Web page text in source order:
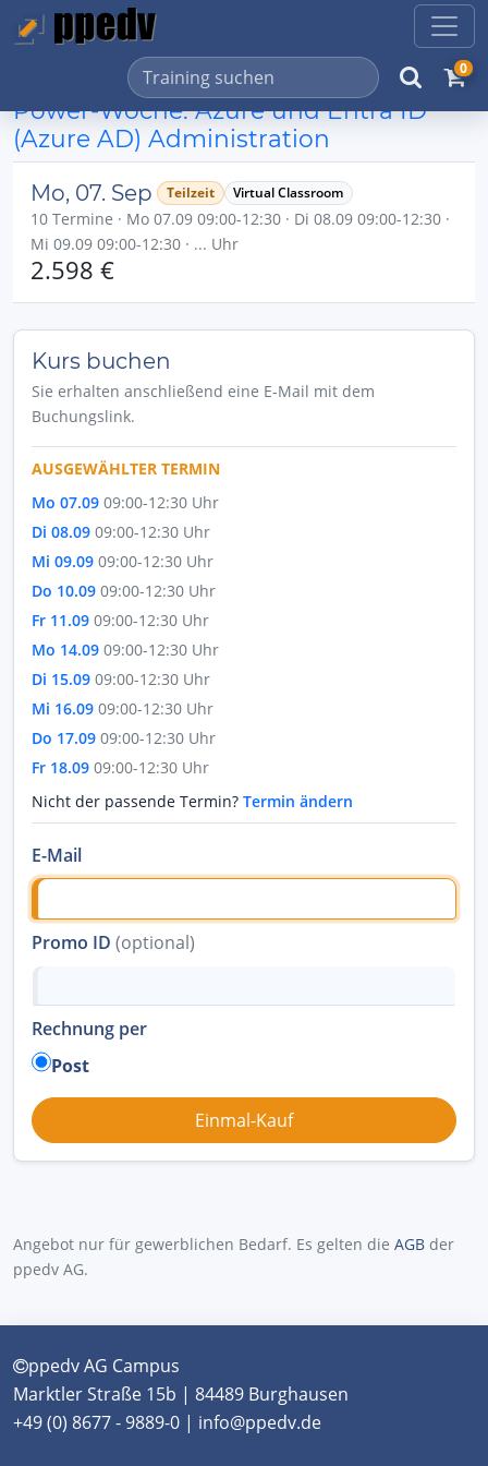
0
Power-Woche: Azure und Entra ID
(Azure AD) Administration
Mo, 07. Sep Teilzeit Virtual Classroom
10 Termine · Mo 07.09 09:00-12:30 · Di 08.09 09:00-12:30 ·
Mi 09.09 09:00-12:30 · ... Uhr
2.598 €
Kurs buchen
Sie erhalten anschließend eine E-Mail mit dem
Buchungslink.
AUSGEWÄHLTER TERMIN
Mo 07.09 09:00-12:30 Uhr
Di 08.09 09:00-12:30 Uhr
Mi 09.09 09:00-12:30 Uhr
Do 10.09 09:00-12:30 Uhr
Fr 11.09 09:00-12:30 Uhr
Mo 14.09 09:00-12:30 Uhr
Di 15.09 09:00-12:30 Uhr
Mi 16.09 09:00-12:30 Uhr
Do 17.09 09:00-12:30 Uhr
Fr 18.09 09:00-12:30 Uhr
Nicht der passende Termin? Termin ändern
E-Mail
Promo ID (optional)
Rechnung per
Post
Angebot nur für gewerblichen Bedarf. Es gelten die AGB der
ppedv AG.
ppedv AG Campus
Marktler Straße 15b | 84489 Burghausen
+49 (0) 8677 - 9889-0 | info@ppedv.de